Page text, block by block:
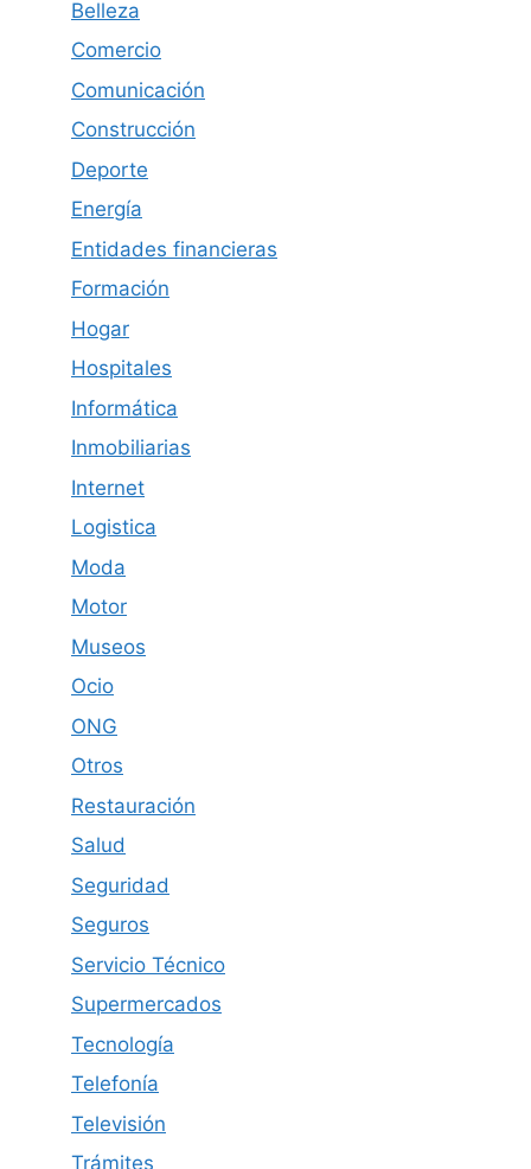
Belleza
Comercio
Comunicación
Construcción
Deporte
Energía
Entidades financieras
Formación
Hogar
Hospitales
Informática
Inmobiliarias
Internet
Logistica
Moda
Motor
Museos
Ocio
ONG
Otros
Restauración
Salud
Seguridad
Seguros
Servicio Técnico
Supermercados
Tecnología
Telefonía
Televisión
Trámites